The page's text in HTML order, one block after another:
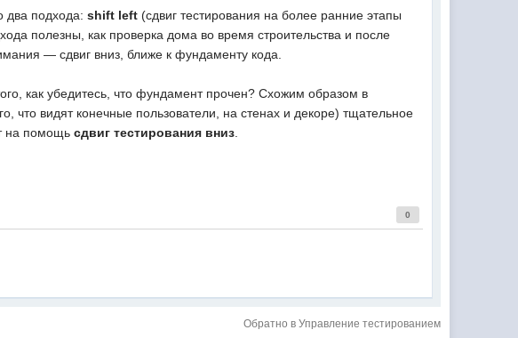
два подхода:shift left (сдвиг тестирования на более ранние этапы
полезны, как проверка дома во время строительства и после
— сдвиг вниз, ближе к фундаменту кода.
как убедитесь, что фундамент прочен? Схожим образом в
что видят конечные пользователи, на стенах и декоре) тщательное
на помощьсдвиг тестирования вниз
0
Обратно в Управление тестированием